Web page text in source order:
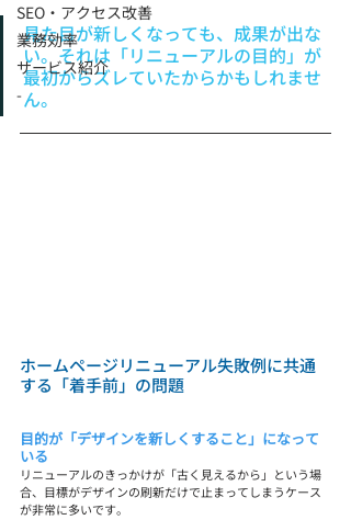
SEO・アクセス改善
業務効率
サービス紹介
-
見た目が新しくなっても、成果が出な
い。それは「リニューアルの目的」が
最初からズレていたからかもしれませ
ん。
ホームページリニューアル失敗例に共通
する「着手前」の問題
目的が「デザインを新しくすること」になって
いる
リニューアルのきっかけが「古く見えるから」という場
合、目標がデザインの刷新だけで止まってしまうケース
が非常に多いです。